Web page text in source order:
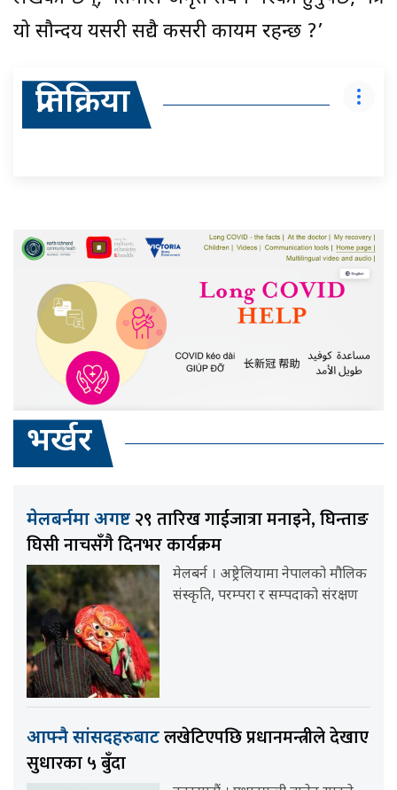
यो सौन्दर्य यसरी सद्यै कसरी कायम रहन्छ ?’
प्रतिक्रिया
भर्खर
मेलबर्नमा अगष्ट २९ तारिख गाईजात्रा मनाइने, घिन्ताङ
घिसी नाचसँगै दिनभर कार्यक्रम
मेलबर्न । अष्ट्रेलियामा नेपालको मौलिक
संस्कृति, परम्परा र सम्पदाको संरक्षण
आफ्नै सांसदहरुबाटलखेटिएपछि प्रधानमन्त्रीले देखाए
सुधारका ५ बुँदा